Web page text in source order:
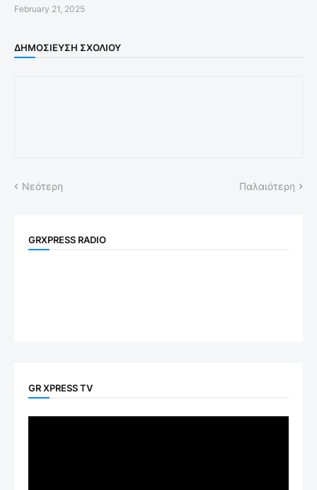
February 21, 2025
ΔΗΜΟΣΊΕΥΣΗ ΣΧΟΛΊΟΥ
Νεότερη Παλαιότερη
GRXPRESS RADIO
GR XPRESS TV